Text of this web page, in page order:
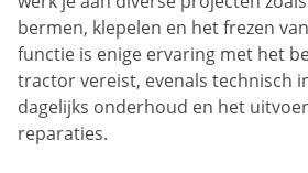
bermen, klepelen en het frezen
functie is enige ervaring met het
tractor vereist, evenals technisch
dagelijks onderhoud en het
reparaties.